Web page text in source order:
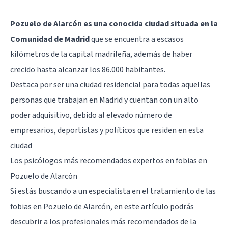
Pozuelo de Alarcón es una conocida ciudad situada en la
Comunidad de Madridque se encuentra a escasos
kilómetros de la capital madrileña, además de haber
crecido hasta alcanzar los 86.000 habitantes.
Destaca por ser una ciudad residencial para todas aquellas
personas que trabajan en Madridy cuentan con un alto
poder adquisitivo, debido al elevado número de
empresarios, deportistas y políticos que residen en esta
ciudad
Los psicólogos más recomendados expertos en fobias en
Pozuelo de Alarcón
Si estás buscando a un especialista en el tratamiento de las
fobias en Pozuelo de Alarcón, en este artículo podrás
descubrir a los profesionales más recomendados de la